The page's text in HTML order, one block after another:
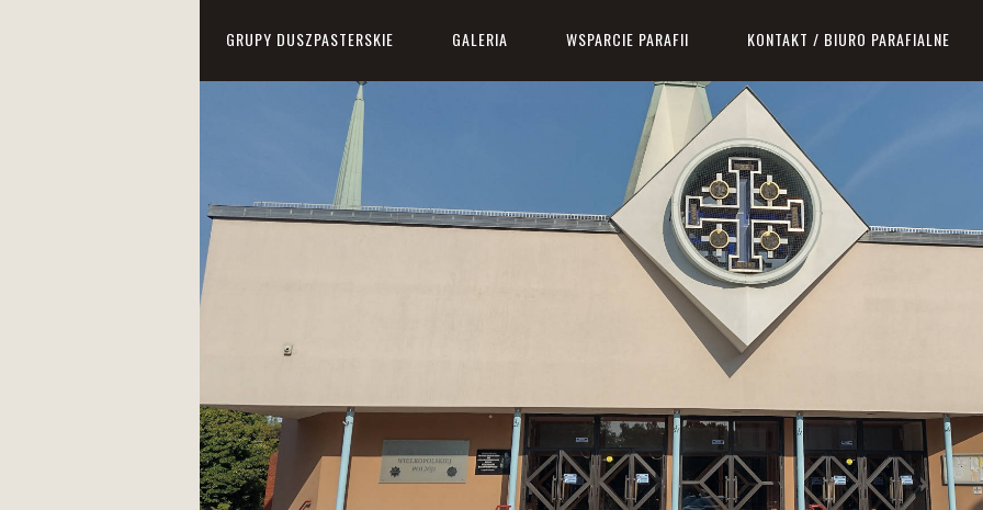
GRUPY DUSZPASTERSKIE GALERIA WSPARCIE PARAFII KONTAKT / BIURO PARAFIALNE